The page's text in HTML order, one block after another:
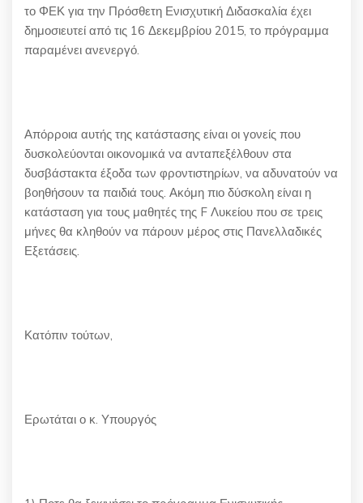
το ΦΕΚ για την Πρόσθετη Ενισχυτική Διδασκαλία έχει
δημοσιευτεί από τις 16 Δεκεμβρίου 2015, το πρόγραμμα
παραμένει ανενεργό.
Απόρροια αυτής της κατάστασης είναι οι γονείς που
δυσκολεύονται οικονομικά να ανταπεξέλθουν στα
δυσβάστακτα έξοδα των φροντιστηρίων, να αδυνατούν να
βοηθήσουν τα παιδιά τους. Ακόμη πιο δύσκολη είναι η
κατάσταση για τους μαθητές της F Λυκείου που σε τρεις
μήνες θα κληθούν να πάρουν μέρος στις Πανελλαδικές
Εξετάσεις.
Κατόπιν τούτων,
Ερωτάται ο κ. Υπουργός